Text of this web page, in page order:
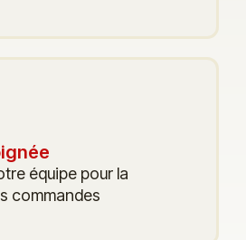
équipe pour la
commandes